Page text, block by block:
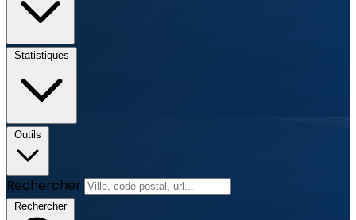
Statistiques
Outils
Rechercher
Rechercher